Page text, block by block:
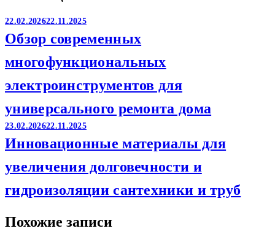
22.02.202622.11.2025
Обзор современных
многофункциональных
электроинструментов для
универсального ремонта дома
23.02.202622.11.2025
Инновационные материалы для
увеличения долговечности и
гидроизоляции сантехники и труб
Похожие записи